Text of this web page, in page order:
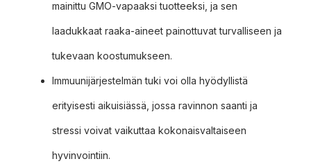
mainittu GMO-vapaaksi tuotteeksi, ja sen
laadukkaat raaka-aineet painottuvat turvalliseen ja
tukevaan koostumukseen.
Immuunijärjestelmän tuki voi olla hyödyllistä
erityisesti aikuisiässä, jossa ravinnon saanti ja
stressi voivat vaikuttaa kokonaisvaltaiseen
hyvinvointiin.